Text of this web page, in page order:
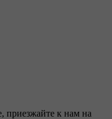
приезжайте к нам на